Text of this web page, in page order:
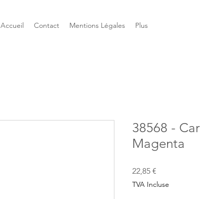
Accueil Contact Mentions Légales Plus
38568 -
Magenta
22,85 €
TVA Incluse